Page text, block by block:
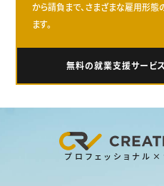
から請負まで、さまざまな雇用形
ます。
無料の就業支援サービ
プロフェッショナル